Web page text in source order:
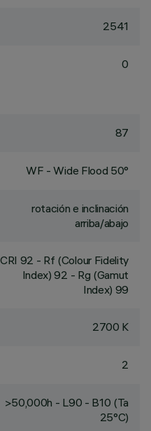
2541
0
87
WF - Wide Flood 50°
rotación e inclinación
arriba/abajo
CRI 92 - Rf (Colour Fidelity
Index) 92 - Rg (Gamut
Index) 99
2700 K
2
>50,000h - L90 - B10 (Ta
25°C)